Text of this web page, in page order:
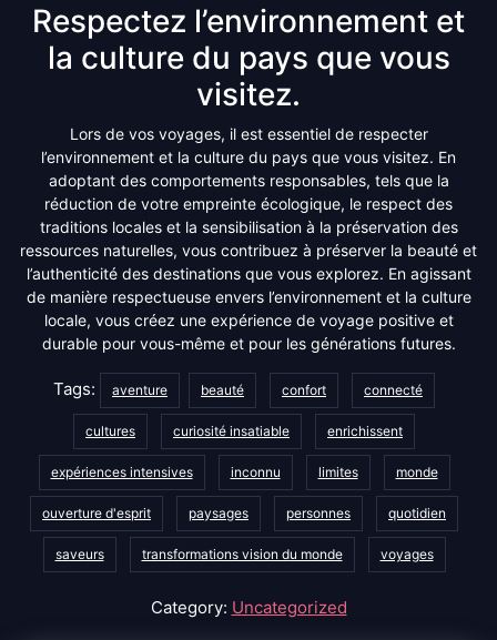
Respectez l’environnement et
la culture du pays que vous
visitez.
Lors de vos voyages, il est essentiel de respecter
l’environnement et la culture du pays que vous visitez. En
adoptant des comportements responsables, tels que la
réduction de votre empreinte écologique, le respect des
traditions locales et la sensibilisation à la préservation des
ressources naturelles, vous contribuez à préserver la beauté et
l’authenticité des destinations que vous explorez. En agissant
de manière respectueuse envers l’environnement et la culture
locale, vous créez une expérience de voyage positive et
durable pour vous-même et pour les générations futures.
Tags: aventure beauté confort connecté
cultures curiosité insatiable enrichissent
expériences intensives inconnu limites monde
ouverture d'esprit paysages personnes quotidien
saveurs transformations vision du monde voyages
Category: Uncategorized